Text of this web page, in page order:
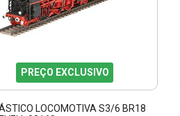
PREÇO EXCLUSIVO
LOCOMOTIVA S3/6 BR18